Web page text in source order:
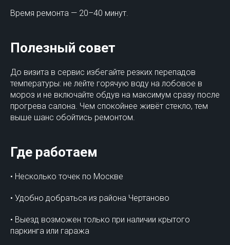
Время ремонта — 20–40 минут.
Полезный совет
До визита в сервис избегайте резких перепадов
температуры: не лейте горячую воду на лобовое в
мороз и не включайте обдув на максимум сразу после
прогрева салона. Чем спокойнее живёт стекло, тем
выше шанс обойтись ремонтом.
Где работаем
• Несколько точек по Москве
• Удобно добраться из района Чертаново
• Выезд возможен только при наличии крытого
паркинга или гаража